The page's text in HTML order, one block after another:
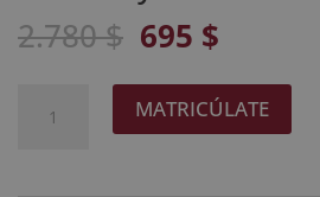
2.780$ El
precio
original
era:
695 $
actual
es:
Internacional
MATRICÚLATE